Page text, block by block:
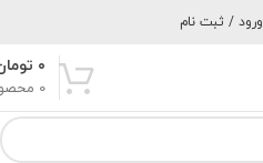
ورود / ثبت نام
0
۰